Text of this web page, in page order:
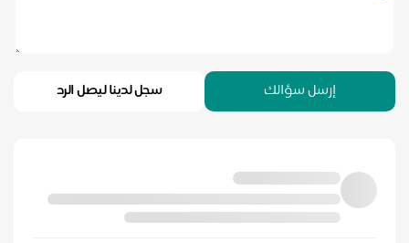
إرسل سؤالك سجل لدينا ليصل الرد